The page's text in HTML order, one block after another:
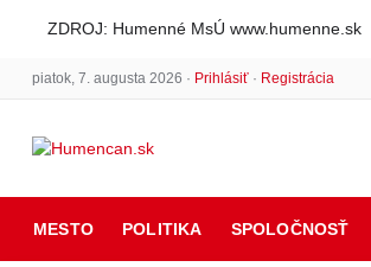
ZDROJ: Humenné MsÚ www.humenne.sk
piatok, 7. augusta 2026 · Prihlásiť· Registrácia
MESTO POLITIKA SPOLOČNOSŤ